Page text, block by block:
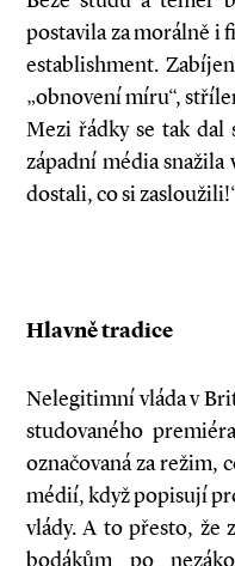
postavila za morálně i
establishment.
„obnovení míru“,
Mezi řádky se tak dal
západní média
dostali, co si
Hlavně tradice
Nelegitimní vláda v
studovaného
označovaná za režim,
médií, když popisují
vlády. A to přesto, že
bodákům po